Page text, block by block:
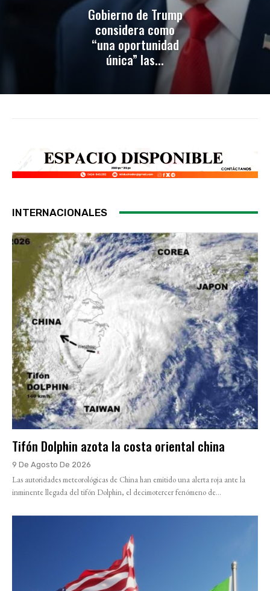
Gobierno de Trump
considera como
“una oportunidad
única” las...
INTERNACIONALES
Tifón Dolphin azota la costa oriental china
9 De Agosto De 2026
Las autoridades meteorológicas de China han emitido una alerta roja ante la
inminente llegada del tifón Dolphin, el decimotercer fenómeno de...